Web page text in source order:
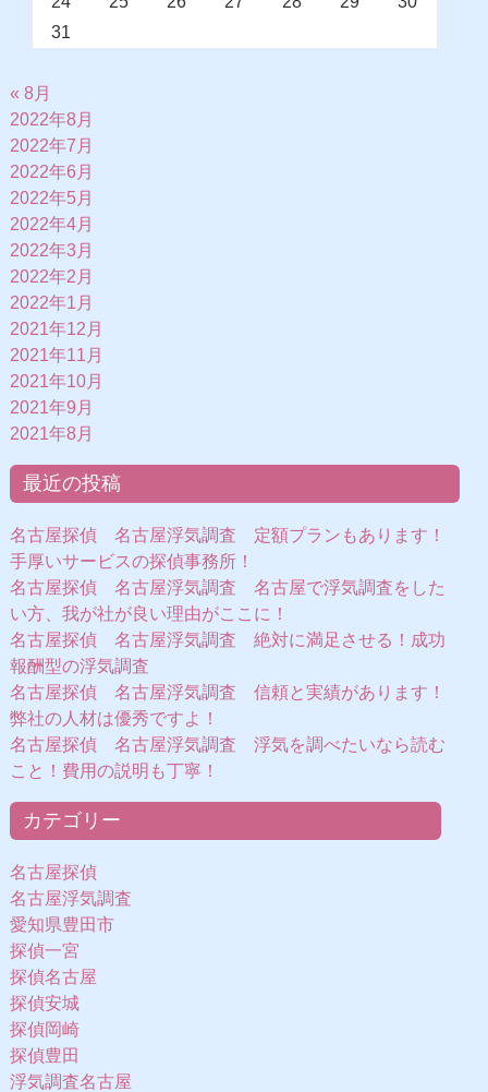
31
« 8月
2022年8月
2022年7月
2022年6月
2022年5月
2022年4月
2022年3月
2022年2月
2022年1月
2021年12月
2021年11月
2021年10月
2021年9月
2021年8月
最近の投稿
名古屋探偵 名古屋浮気調査 定額プランもあります！
手厚いサービスの探偵事務所！
名古屋探偵 名古屋浮気調査 名古屋で浮気調査をした
い方、我が社が良い理由がここに！
名古屋探偵 名古屋浮気調査 絶対に満足させる！成功
報酬型の浮気調査
名古屋探偵 名古屋浮気調査 信頼と実績があります！
弊社の人材は優秀ですよ！
名古屋探偵 名古屋浮気調査 浮気を調べたいなら読む
こと！費用の説明も丁寧！
カテゴリー
名古屋探偵
名古屋浮気調査
愛知県豊田市
探偵一宮
探偵名古屋
探偵安城
探偵岡崎
探偵豊田
浮気調査名古屋